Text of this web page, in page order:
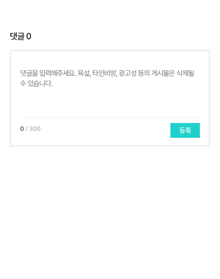
댓글0
0 / 300 등록